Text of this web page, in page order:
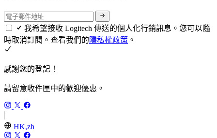
我希望接收 Logitech 傳送的個人化行銷訊息。您可以隨
時取消訂閱。查看我們的隱私權政策 。
感謝您的登記！
請留意收件匣中的歡迎優惠。
HK,zh